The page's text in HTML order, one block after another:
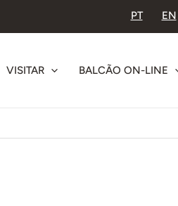
PT EN
VISITAR BALCÃO ON-LINE